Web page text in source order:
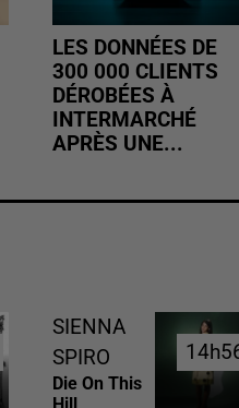
LES DONNÉES DE
300 000 CLIENTS
DÉROBÉES À
INTERMARCHÉ
APRÈS UNE...
SIENNA
SPIRO
Die On This